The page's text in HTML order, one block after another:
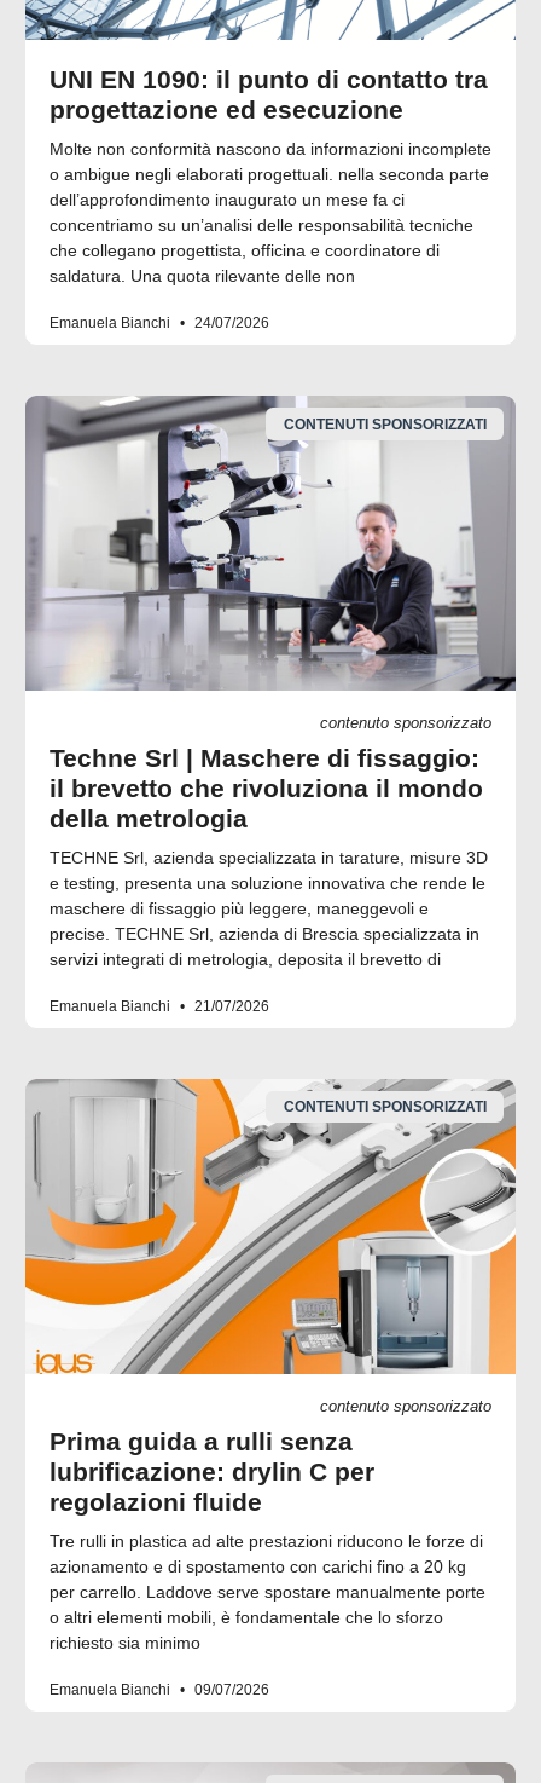
UNI EN 1090: il punto di contatto tra
progettazione ed esecuzione
Molte non conformità nascono da informazioni incomplete
o ambigue negli elaborati progettuali. nella seconda parte
dell’approfondimento inaugurato un mese fa ci
concentriamo su un’analisi delle responsabilità tecniche
che collegano progettista, officina e coordinatore di
saldatura. Una quota rilevante delle non
Emanuela Bianchi 24/07/2026
CONTENUTI SPONSORIZZATI
contenuto sponsorizzato
Techne Srl | Maschere di fissaggio:
il brevetto che rivoluziona il mondo
della metrologia
TECHNE Srl, azienda specializzata in tarature, misure 3D
e testing, presenta una soluzione innovativa che rende le
maschere di fissaggio più leggere, maneggevoli e
precise. TECHNE Srl, azienda di Brescia specializzata in
servizi integrati di metrologia, deposita il brevetto di
Emanuela Bianchi 21/07/2026
CONTENUTI SPONSORIZZATI
contenuto sponsorizzato
Prima guida a rulli senza
lubrificazione: drylin C per
regolazioni fluide
Tre rulli in plastica ad alte prestazioni riducono le forze di
azionamento e di spostamento con carichi fino a 20 kg
per carrello. Laddove serve spostare manualmente porte
o altri elementi mobili, è fondamentale che lo sforzo
richiesto sia minimo
Emanuela Bianchi 09/07/2026